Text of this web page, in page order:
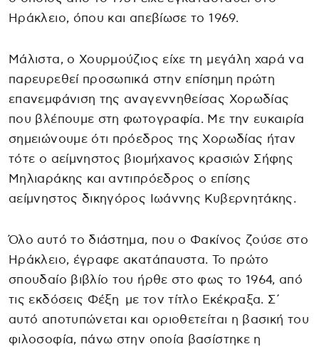
Ηράκλειο, όπου και απεβίωσε το 1969.
Μάλιστα, ο Χουρμούζιος είχε τη μεγάλη χαρά να
παρευρεθεί προσωπικά στην επίσημη πρώτη
επανεμφάνιση της αναγεννηθείσας Χορωδίας
που βλέπουμε στη φωτογραφία. Με την ευκαιρία
σημειώνουμε ότι πρόεδρος της Χορωδίας ήταν
τότε ο αείμνηστος βιομήχανος κρασιών Σήφης
Μηλιαράκης και αντιπρόεδρος ο επίσης
αείμνηστος δικηγόρος Ιωάννης Κυβερνητάκης.
Όλο αυτό το διάστημα, που ο Φακίνος ζούσε στο
Ηράκλειο, έγραφε ακατάπαυστα. Το πρώτο
σπουδαίο βιβλίο του ήρθε στο φως το 1964, από
τις εκδόσεις Φέξη με τον τίτλο Εκέκραξα. Σ΄
αυτό αποτυπώνεται και οριοθετείται η βασική του
φιλοσοφία, πάνω στην οποία βασίστηκε η